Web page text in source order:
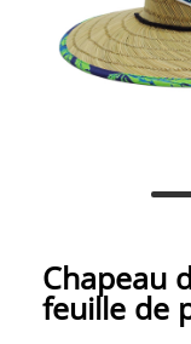
Chapeau
feuille de